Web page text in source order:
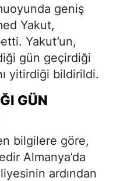
geniş
Yakut,
Yakut’un,
gün geçirdiği
yitirdiği bildirildi.
GÜN
bilgilere göre,
Almanya’da
ardından